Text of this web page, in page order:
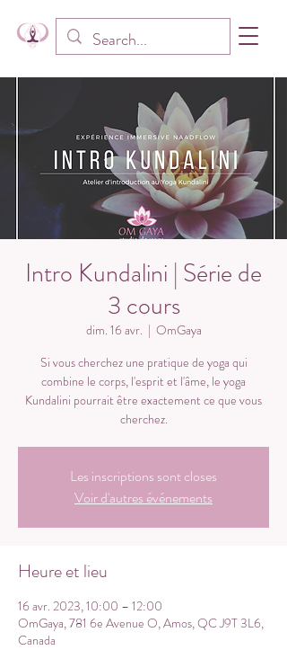
Intro Kundalini | Série de
3 cours
dim. 16 avr.
  |
OmGaya
Si vous cherchez une pratique de yoga qui
combine le corps, l'esprit et l'âme, le yoga
Kundalini pourrait être exactement ce que vous
cherchez.
Les inscriptions sont closes
Voir d'autres événements
Heure et lieu
16 avr. 2023, 10:00 – 12:00
OmGaya, 781 6e Avenue O, Amos, QC J9T 3L6,
Canada